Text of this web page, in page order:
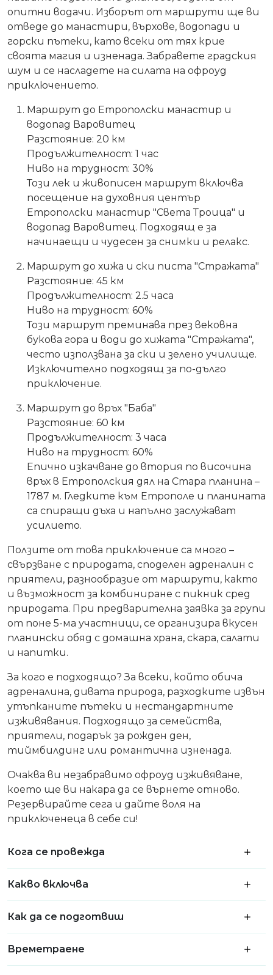
опитни водачи. Изборът от маршрути ще ви
отведе до манастири, върхове, водопади и
горски пътеки, като всеки от тях крие
своята магия и изненада. Забравете градския
шум и се насладете на силата на офроуд
приключението.
Маршрут до Етрополски манастир и
водопад Варовитец
Разстояние: 20 км
Продължителност: 1 час
Ниво на трудност: 30%
Този лек и живописен маршрут включва
посещение на духовния център
Етрополски манастир "Света Троица" и
водопад Варовитец. Подходящ е за
начинаещи и чудесен за снимки и релакс.
Маршрут до хижа и ски писта "Стражата"
Разстояние: 45 км
Продължителност: 2.5 часа
Ниво на трудност: 60%
Този маршрут преминава през вековна
букова гора и води до хижата "Стражата",
често използвана за ски и зелено училище.
Изключително подходящ за по-дълго
приключение.
Маршрут до връх "Баба"
Разстояние: 60 км
Продължителност: 3 часа
Ниво на трудност: 60%
Епично изкачване до втория по височина
връх в Етрополския дял на Стара планина –
1787 м. Гледките към Етрополе и планината
са спиращи дъха и напълно заслужават
усилието.
Ползите от това приключение са много –
свързване с природата, споделен адреналин с
приятели, разнообразие от маршрути, както
и възможност за комбиниране с пикник сред
природата. При предварителна заявка за групи
от поне 5-ма участници, се организира вкусен
планински обяд с домашна храна, скара, салати
и напитки.
За кого е подходящо? За всеки, който обича
адреналина, дивата природа, разходките извън
утъпканите пътеки и нестандартните
изживявания. Подходящо за семейства,
приятели, подарък за рожден ден,
тиймбилдинг или романтична изненада.
Очаква ви незабравимо офроуд изживяване,
което ще ви накара да се върнете отново.
Резервирайте сега и дайте воля на
приключенеца в себе си!
Кога се провежда
Какво включва
Как да се подготвиш
Времетраене